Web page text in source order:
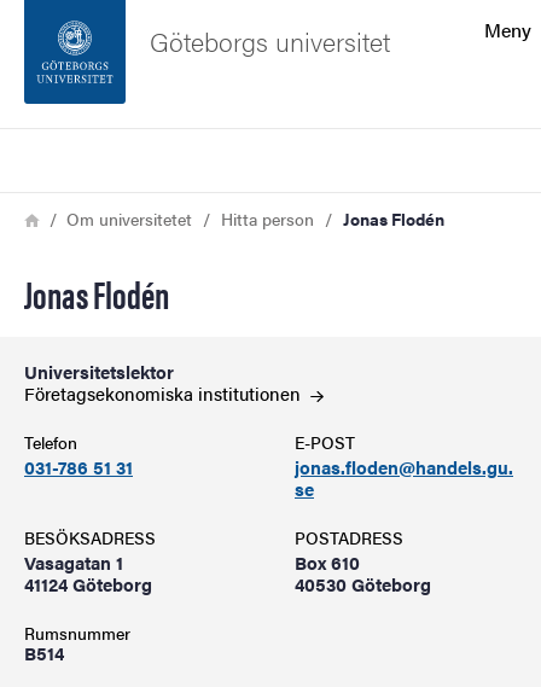
Sidfoten
Meny
Göteborgs universitet
Länkstig
HemOm universitetet Hitta person Jonas Flodén
Jonas Flodén
Universitetslektor
Företagsekonomiska institutionen
Telefon
031-786 51 31
E-POST
jonas.floden@handels.gu.
se
BESÖKSADRESS
Vasagatan 1
41124 Göteborg
Rumsnummer
B514
POSTADRESS
Box 610
40530 Göteborg